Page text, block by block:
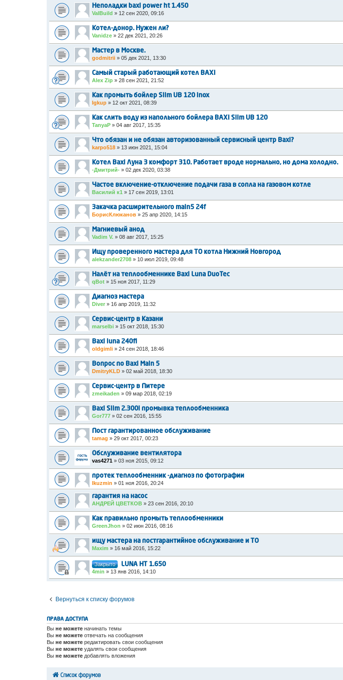
Неполадки baxi power ht 1.450
ValBuild » 12 сен 2020, 09:16
Котел-донор. Нужен ли?
Vanidze » 22 дек 2021, 20:26
Мастер в Москве.
godmitrii » 05 дек 2021, 13:30
Самый старый работающий котел BAXI
Alex Zip » 28 сен 2021, 21:52
Как промыть бойлер Slim UB 120 inox
Igkup » 12 окт 2021, 08:39
Как слить воду из напольного бойлера BAXI Slim UB 120
TanyaP » 04 авг 2017, 15:35
Что обязан и не обязан авторизованный сервисный центр Baxi?
karpo518 » 13 июн 2021, 15:04
Котел Baxi Луна 3 комфорт 310. Работает вроде нормально, но дома холодно.
-Дмитрий- » 02 дек 2020, 03:38
Частое включение-отключение подачи газа в сопла на газовом котле
Василий к1 » 17 сен 2019, 13:01
Закачка расширительного main5 24f
БорисКлюканов » 25 апр 2020, 14:15
Магниевый анод
Vadim V. » 08 авг 2017, 15:25
Ищу проверенного мастера для ТО котла Нижний Новгород
alekzander2708 » 10 июл 2019, 09:48
Налёт на теплообменнике Baxi Luna DuoTec
qBot » 15 ноя 2017, 11:29
Диагноз мастера
Diver » 16 апр 2019, 11:32
Сервис-центр в Казани
marselbi » 15 окт 2018, 15:30
Baxi luna 240fi
oldgimli » 24 сен 2018, 18:46
Вопрос по Baxi Main 5
DmitryKLD » 02 май 2018, 18:30
Сервис-центр в Питере
zmeikaden » 09 мар 2018, 02:19
Baxi Slim 2.300i промывка теплообменника
Gor777 » 02 сен 2016, 15:55
Пост гарантированное обслуживание
tamag » 29 окт 2017, 00:23
Обслуживание вентилятора
vas4271 » 03 ноя 2015, 09:12
протек теплообменник -диагноз по фотографии
Ikuzmin » 01 ноя 2016, 20:24
гарантия на насос
АНДРЕЙ ЦВЕТКОВ » 23 сен 2016, 20:10
Как правильно промыть теплообменники
GreenJhon » 02 июн 2016, 08:16
ищу мастера на постгарантийное обслуживание и ТО
Maxim » 16 май 2016, 15:22
Закрыто LUNA HT 1.650
4min » 13 янв 2016, 14:10
Вернуться к списку форумов
ПРАВА ДОСТУПА
Вы не можете начинать темы
Вы не можете отвечать на сообщения
Вы не можете редактировать свои сообщения
Вы не можете удалять свои сообщения
Вы не можете добавлять вложения
Список форумов